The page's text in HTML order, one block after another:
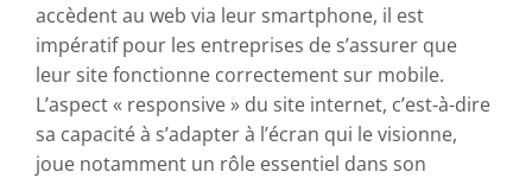
accèdent au web via leur smartphone, il est
impératif pour les entreprises de s’assurer que
leur site fonctionne correctement sur mobile.
L’aspect « responsive » du site internet, c’est-à-dire
sa capacité à s’adapter à l’écran qui le visionne,
joue notamment un rôle essentiel dans son